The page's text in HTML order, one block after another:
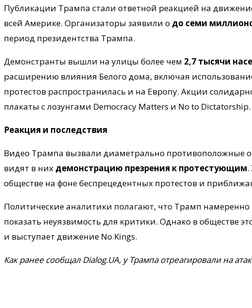
Публикации Трампа стали ответной реакцией на
всей Америке. Организаторы заявили о до семи
период президентства Трампа.
Демонстранты вышли на улицы более чем 2,7 тысячи
расширению влияния Белого дома, включая
протестов распространилась и на Европу. Акции
плакаты с лозунгами Democracy Matters и No to Dictatorship.
Реакция и последствия
Видео Трампа вызвали диаметрально противоположные
видят в них демонстрацию презрения к протестующим.
обществе на фоне беспрецедентных протестов и
Политические аналитики полагают, что Трамп намеренно
показать неуязвимость для критики. Однако в обществе
и выступает движение No Kings.
Как ранее сообщал Dialog.UA, у Трампа отреагировали на